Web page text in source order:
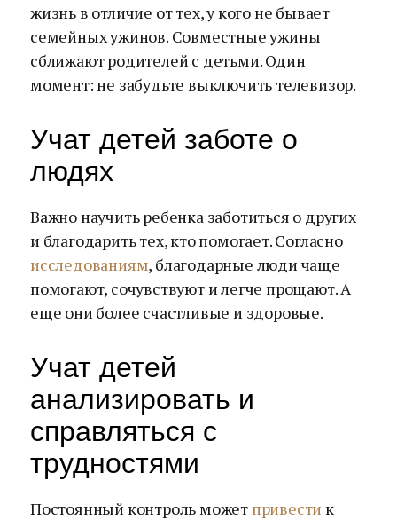
жизнь в отличие от тех, у кого не бывает
семейных ужинов. Совместные ужины
сближают родителей с детьми. Один
момент: не забудьте выключить телевизор.
Учат детей заботе о
людях
Важно научить ребенка заботиться о других
и благодарить тех, кто помогает. Согласно
исследованиям, благодарные люди чаще
помогают, сочувствуют и легче прощают. А
еще они более счастливые и здоровые.
Учат детей
анализировать и
справляться с
трудностями
Постоянный контроль может привести к